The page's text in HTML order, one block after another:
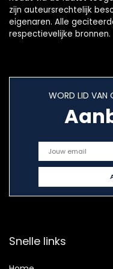
zijn auteursrechtelijk
eigenaren. Alle
respectievelijke bronnen.
WORD LID VAN
Snelle links